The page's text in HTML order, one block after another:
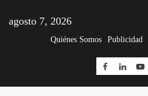
agosto 7, 2026
Quiénes Somos Publicidad